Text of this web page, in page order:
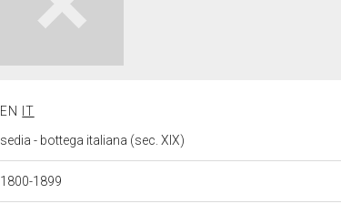
EN
IT
sedia - bottega italiana (sec. XIX)
1800-1899